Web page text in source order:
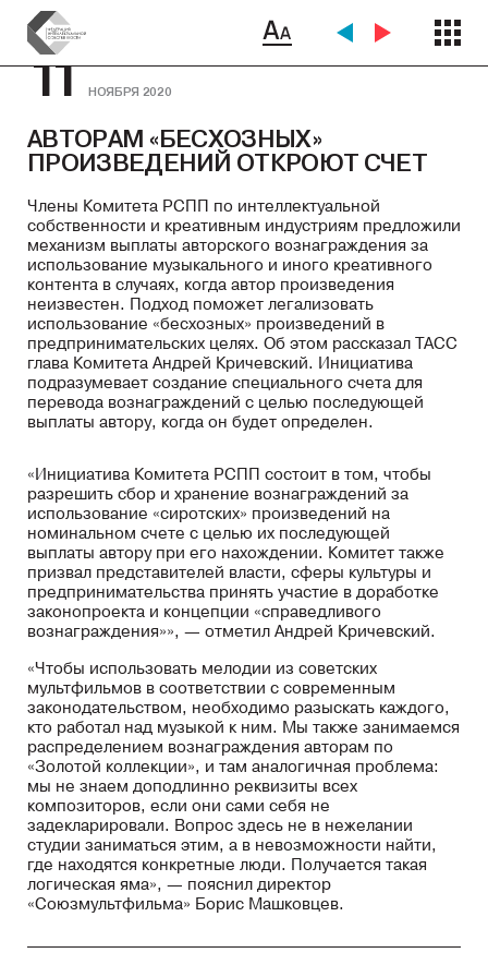
11 НОЯБРЯ 2020
АВТОРАМ «БЕСХОЗНЫХ»
ПРОИЗВЕДЕНИЙ ОТКРОЮТ СЧЕТ
Члены Комитета РСПП по интеллектуальной
собственности и креативным индустриям предложили
механизм выплаты авторского вознаграждения за
использование музыкального и иного креативного
контента в случаях, когда автор произведения
неизвестен. Подход поможет легализовать
использование «бесхозных» произведений в
предпринимательских целях. Об этом рассказал ТАСС
глава Комитета Андрей Кричевский. Инициатива
подразумевает создание специального счета для
перевода вознаграждений с целью последующей
выплаты автору, когда он будет определен.
«Инициатива Комитета РСПП состоит в том, чтобы
разрешить сбор и хранение вознаграждений за
использование «сиротских» произведений на
номинальном счете с целью их последующей
выплаты автору при его нахождении. Комитет также
призвал представителей власти, сферы культуры и
предпринимательства принять участие в доработке
законопроекта и концепции «справедливого
вознаграждения»», — отметил Андрей Кричевский.
«Чтобы использовать мелодии из советских
мультфильмов в соответствии с современным
законодательством, необходимо разыскать каждого,
кто работал над музыкой к ним. Мы также занимаемся
распределением вознаграждения авторам по
«Золотой коллекции», и там аналогичная проблема:
мы не знаем доподлинно реквизиты всех
композиторов, если они сами себя не
задекларировали. Вопрос здесь не в нежелании
студии заниматься этим, а в невозможности найти,
где находятся конкретные люди. Получается такая
логическая яма», — пояснил директор
«Союзмультфильма» Борис Машковцев.